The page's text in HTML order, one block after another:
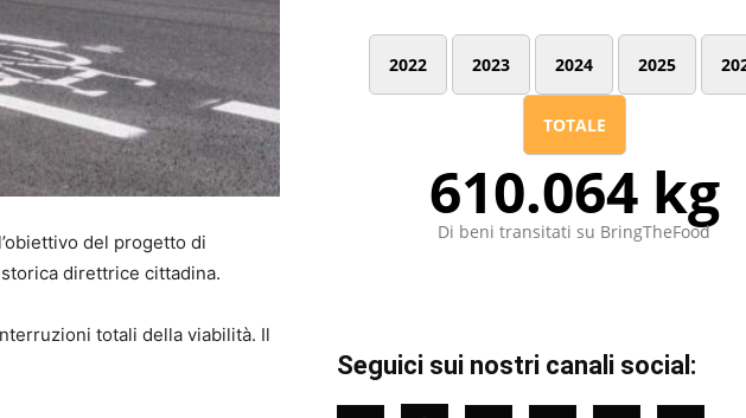
del progetto di
direttrice cittadina.
totali della viabilità. Il
2022 2023 2024 2025
TOTALE
610.064 kg
Di beni transitati su BringTheFood
Seguici sui nostri canali social: